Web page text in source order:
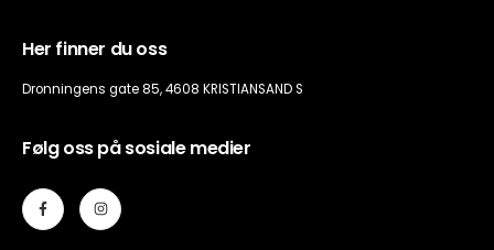
Her finner du oss
Dronningens gate 85, 4608 KRISTIANSAND S
Følg oss på sosiale medier